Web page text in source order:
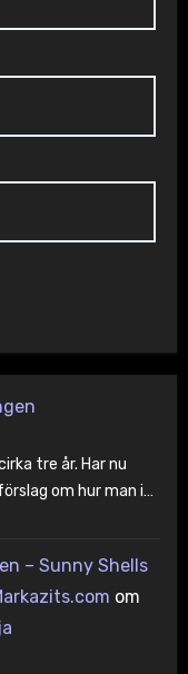
tre år. Har nu
om hur man i…
– Sunny Shells
om